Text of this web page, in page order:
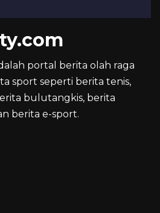
portal berita olah raga
sport seperti berita tenis,
bulutangkis, berita
berita e-sport.